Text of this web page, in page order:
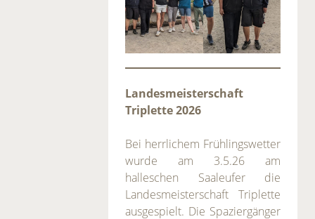
Landesmeisterschaft
Triplette 2026
Bei herrlichem Frühlingswetter
wurde am 3.5.26 am
halleschen Saaleufer die
Landesmeisterschaft Triplette
ausgespielt. Die Spaziergänger